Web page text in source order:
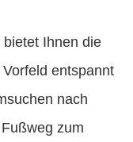
Ihnen die
entspannt
nach
zum